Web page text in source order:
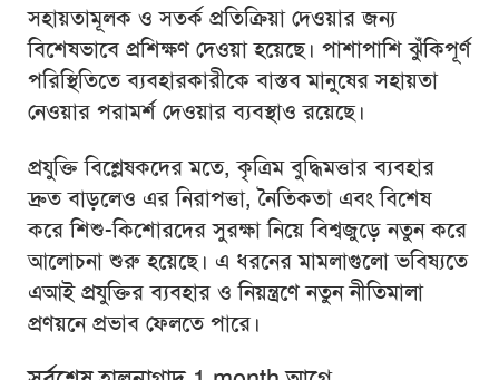
সহায়তামূলক ও সতর্ক প্রতিক্রিয়া দেওয়ার জন্য
বিশেষভাবে প্রশিক্ষণ দেওয়া হয়েছে। পাশাপাশি ঝুঁকিপূর্ণ
পরিস্থিতিতে ব্যবহারকারীকে বাস্তব মানুষের সহায়তা
নেওয়ার পরামর্শ দেওয়ার ব্যবস্থাও রয়েছে।
প্রযুক্তি বিশ্লেষকদের মতে, কৃত্রিম বুদ্ধিমত্তার ব্যবহার
দ্রুত বাড়লেও এর নিরাপত্তা, নৈতিকতা এবং বিশেষ
করে শিশু-কিশোরদের সুরক্ষা নিয়ে বিশ্বজুড়ে নতুন করে
আলোচনা শুরু হয়েছে। এ ধরনের মামলাগুলো ভবিষ্যতে
এআই প্রযুক্তির ব্যবহার ও নিয়ন্ত্রণে নতুন নীতিমালা
প্রণয়নে প্রভাব ফেলতে পারে।